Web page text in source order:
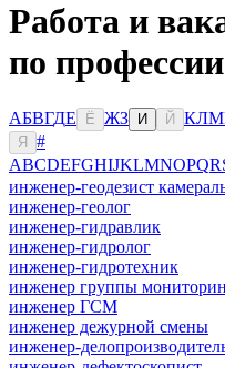
Работа и
по
АБВГДЕ Ё ЖЗ И Й КЛМ
Я
#
ABCDEFGHIJKLMNOPQR
инженер-геодезист
инженер-геолог
инженер-гидравлик
инженер-гидролог
инженер-гидротехник
инженер группы
инженер ГСМ
инженер дежурной смены
инженер-